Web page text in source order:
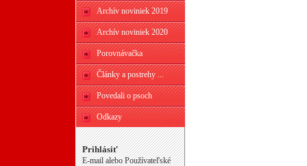
Archív noviniek 2019
Archív noviniek 2020
Porovnávačka
Články a postrehy ...
Povedali o psoch
Odkazy
Prihlásiť
E-mail alebo Používateľské